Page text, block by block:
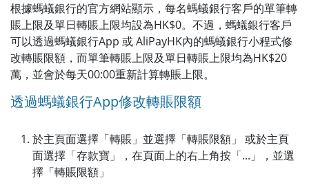
根據螞蟻銀行的官方網站顯示，每名螞蟻銀行客戶的單筆轉
賬上限及單日轉賬上限均設為HK$0。不過，螞蟻銀行客戶
可以透過螞蟻銀行App 或 AliPayHK內的螞蟻銀行小程式修
改轉賬限額，而單筆轉賬上限及單日轉賬上限均為HK$20
萬，並會於每天00:00重新計算轉賬上限。
透過螞蟻銀行App修改轉賬限額
於主頁面選擇「轉賬」並選擇「轉賬限額」 或於主頁
面選擇「存款寶」，在頁面上的右上角按「...」，並選
擇「轉賬限額」